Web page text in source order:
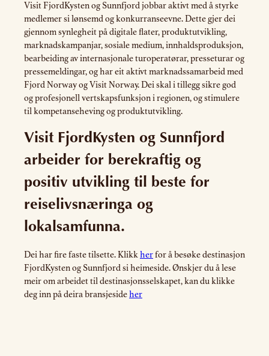
Visit FjordKysten og Sunnfjord jobbar aktivt med å styrke
medlemer si lønsemd og konkurranseevne. Dette gjer dei
gjennom synlegheit på digitale flater, produktutvikling,
marknadskampanjar, sosiale medium, innhaldsproduksjon,
bearbeiding av internasjonale turoperatørar, presseturar og
pressemeldingar, og har eit aktivt marknadssamarbeid med
Fjord Norway og Visit Norway. Dei skal i tillegg sikre god
og profesjonell vertskapsfunksjon i regionen, og stimulere
til kompetanseheving og produktutvikling.
Visit FjordKysten og Sunnfjord
arbeider for berekraftig og
positiv utvikling til beste for
reiselivsnæringa og
lokalsamfunna.
Dei har fire faste tilsette. Klikkherfor å besøke destinasjon
FjordKysten og Sunnfjord si heimeside. Ønskjer du å lese
meir om arbeidet til destinasjonsselskapet, kan du klikke
deg inn på deira bransjesideher